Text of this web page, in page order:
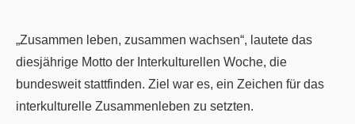
„Zusammen leben, zusammen wachsen“, lautete das
diesjährige Motto der Interkulturellen Woche, die
bundesweit stattfinden. Ziel war es, ein Zeichen für das
interkulturelle Zusammenleben zu setzten.